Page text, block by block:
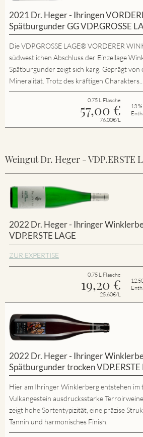
2021 Dr. Heger - Ihringen
Spätburgunder GG VDP.GROSSE
Die VDP.GROSSE LAGE® VORDERER
südwestlichen Abschluss der Einzellage
Spätburgunder zeigt sich karg. Geprägt von
Mineralität. Trotz des kräftigen Charakters...
0.75 L Flasche
57,00 €
76.00€/L
13
Weingut Dr. Heger - VDP.ERSTE
2022 Dr. Heger - Ihringer
VDP.ERSTE LAGE
ZUR EXPERTISE
0.75 L Flasche
19,20 €
25.60€/L
2022 Dr. Heger - Ihringer
Spätburgunder trocken VDP.ERSTE
Hier am Ihringer Winklerberg entstehen im
Vulkangestein ausdrucksstarke
zeigt hohe Sortentypizität, eine präzise
Tannin und harmonisches Finish.